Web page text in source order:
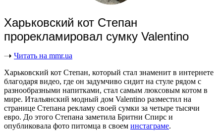
Харьковский кот Степан
прорекламировал сумку Valentino
Читать на mmr.ua
Харьковский кот Степан, который стал знаменит в интернете
благодаря видео, где он задумчиво сидит на стуле рядом с
разнообразными напитками, стал самым люксовым котом в
мире. Итальянский модный дом Valentino разместил на
странице Степана рекламу своей сумки за четыре тысячи
евро. До этого Степана заметила Бритни Спирс и
опубликовала фото питомца в своем инстаграме.